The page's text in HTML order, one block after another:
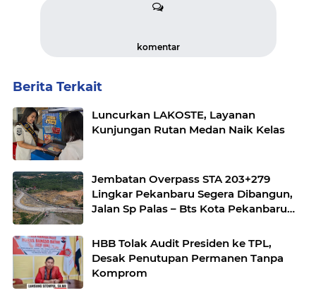
komentar
Berita Terkait
Luncurkan LAKOSTE, Layanan
Kunjungan Rutan Medan Naik Kelas
Jembatan Overpass STA 203+279
Lingkar Pekanbaru Segera Dibangun,
Jalan Sp Palas – Bts Kota Pekanbaru
Pengalihan Jalur
HBB Tolak Audit Presiden ke TPL,
Desak Penutupan Permanen Tanpa
Komprom